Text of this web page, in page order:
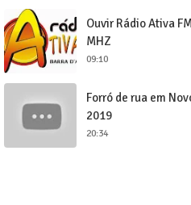
Ouvir Rádio Ativa
MHZ
09:10
Forró de rua em
2019
20:34